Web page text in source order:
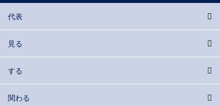
代表
見る
する
関わる